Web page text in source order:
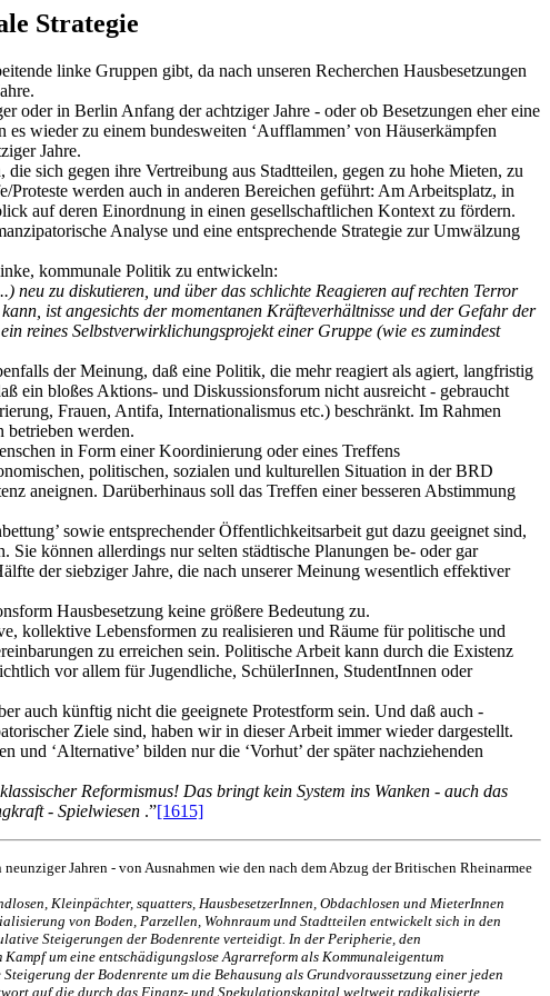
Strategie
linke Gruppen gibt, da nach unseren Recherchen Hausbesetzungen
oder in Berlin Anfang der achtziger Jahre - oder ob Besetzungen eher eine
wieder zu einem bundesweiten ‘Aufflammen’ von Häuserkämpfen
Jahre.
sich gegen ihre Vertreibung aus Stadtteilen, gegen zu hohe Mieten, zu
Proteste werden auch in anderen Bereichen geführt: Am Arbeitsplatz, in
auf deren Einordnung in einen gesellschaftlichen Kontext zu fördern.
Analyse und eine entsprechende Strategie zur Umwälzung
kommunale Politik zu entwickeln:
zu diskutieren, und über das schlichte Reagieren auf rechten Terror
ist angesichts der momentanen Kräfteverhältnisse und der Gefahr der
reines Selbstverwirklichungsprojekt einer Gruppe (wie es zumindest
der Meinung, daß eine Politik, die mehr reagiert als agiert, langfristig
ein bloßes Aktions- und Diskussionsforum nicht ausreicht - gebraucht
Frauen, Antifa, Internationalismus etc.) beschränkt. Im Rahmen
betrieben werden.
in Form einer Koordinierung oder eines Treffens
politischen, sozialen und kulturellen Situation in der BRD
aneignen. Darüberhinaus soll das Treffen einer besseren Abstimmung
sowie entsprechender Öffentlichkeitsarbeit gut dazu geeignet sind,
können allerdings nur selten städtische Planungen be- oder gar
der siebziger Jahre, die nach unserer Meinung wesentlich effektiver
Hausbesetzung keine größere Bedeutung zu.
kollektive Lebensformen zu realisieren und Räume für politische und
zu erreichen sein. Politische Arbeit kann durch die Existenz
vor allem für Jugendliche, SchülerInnen, StudentInnen oder
auch künftig nicht die geeignete Protestform sein. Und daß auch -
Ziele sind, haben wir in dieser Arbeit immer wieder dargestellt.
‘Alternative’ bilden nur die ‘Vorhut’ der später nachziehenden
Reformismus! Das bringt kein System ins Wanken - auch das
- Spielwiesen .”[1615]
Jahren - von Ausnahmen wie den nach dem Abzug der Britischen Rheinarmee
Kleinpächter, squatters, HausbesetzerInnen, Obdachlosen und MieterInnen
von Boden, Parzellen, Wohnraum und Stadtteilen entwickelt sich in den
Steigerungen der Bodenrente verteidigt. In der Peripherie, den
um eine entschädigungslose Agrarreform als Kommunaleigentum
der Bodenrente um die Behausung als Grundvoraussetzung einer jeden
auf die durch das Finanz- und Spekulationskapital weltweit radikalisierte